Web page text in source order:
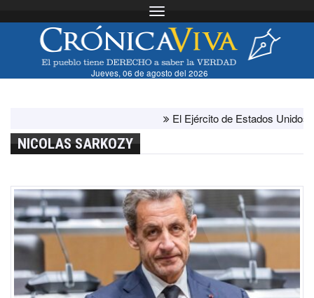
Toggle navigation
Jueves, 06 de agosto del 2026
El Ejército de Estados Unidos ha
NICOLAS SARKOZY